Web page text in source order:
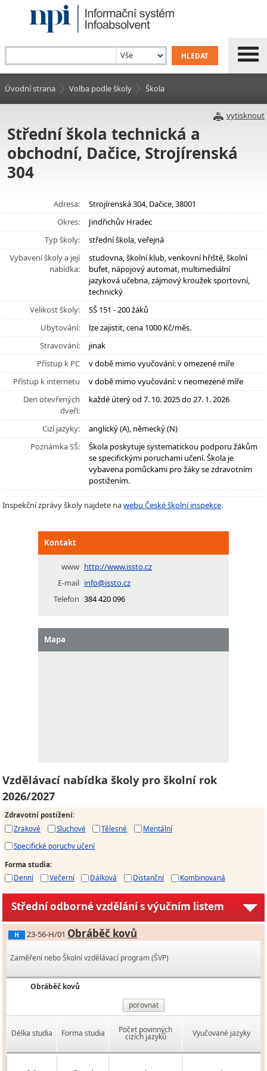
Úvodní strana Volba podle školy Škola
vytisknout
Střední škola technická a
obchodní, Dačice, Strojírenská
304
Adresa:
Strojírenská 304, Dačice, 38001
Okres:
Jindřichův Hradec
Typ školy:
střední škola, veřejná
Vybavení školy a její
nabídka:
studovna, školní klub, venkovní hřiště, školní
bufet, nápojový automat, multimediální
jazyková učebna, zájmový kroužek sportovní,
technický
Velikost školy:
SŠ 151 - 200 žáků
Ubytování:
lze zajistit, cena 1000 Kč/měs.
Stravování:
jinak
Přístup k PC
v době mimo vyučování: v omezené míře
Přístup k internetu
v době mimo vyučování: v neomezené míře
Den otevřených
dveří:
každé úterý od 7. 10. 2025 do 27. 1. 2026
Cizí jazyky:
anglický (A), německý (N)
Poznámka SŠ:
Škola poskytuje systematickou podporu žákům
se specifickými poruchami učení. Škola je
vybavena pomůckami pro žáky se zdravotním
postižením.
Inspekční zprávy školy najdete nawebu České školní inspekce.
Kontakt
www http://www.issto.cz
E-mail info@issto.cz
Telefon 384 420 096
Mapa
Vzdělávací nabídka školy pro školní rok
2026/2027
Zdravotní postižení:
Zrakové
Sluchové Tělesné
Mentální
Specifické poruchy učení
Forma studia:
Denní
Večerní Dálková Distanční Kombinovaná
Střední odborné vzdělání s výučním listem
H 23-56-H/01 Obráběč kovů
Zaměření nebo Školní vzdělávací program (ŠVP)
Obráběč kovů
porovnat
Délka studia Forma studia Počet povinných
cizích jazyků Vyučované jazyky